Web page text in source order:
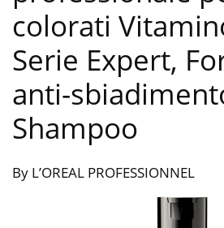
colorati
Serie Expert,
anti-
Shampoo
By L’OREAL PROFESSIONNEL